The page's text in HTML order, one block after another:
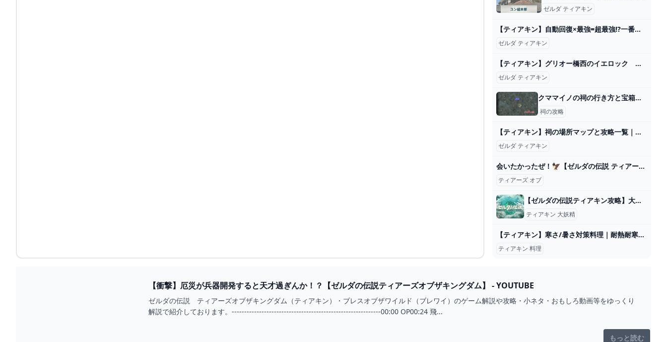
ゼルダ ティアキン
【ティアキン】自動回復×最強=超最強!?一番オススメは○○！近衛の大剣は...【ゼルダの伝説ティアーズオブザキングダム】【検証】 - YouTube
ゼルダ ティアキン
【ティアキン】グリオー橋西のイエロック ゼルダの伝説ティアーズ オブザキングダム #ゼルダの伝説 #ティアキン #zelda - YouTube
ゼルダ ティアキン
クママイノの祠の行き方と宝箱｜ラウルの祝福
祠の攻略
【ティアキン】祠の場所マップと攻略一覧｜全152箇所【ゼルダの伝説ティアーズオブザキングダム】 - ゲームウィズ
ゼルダ ティアキン
会いたかったぜ！🦅【ゼルダの伝説 ティアーズ オブ ザ キングダム】#3 - YouTube
ティアーズ オブ
【ゼルダの伝説ティアキン攻略】大妖精出てこない原因ってなに？ – ゲーム攻略のかけら
ティアキン 大妖精
【ティアキン】寒さ/暑さ対策料理｜耐熱耐寒【ティアーズオブザキングダム】 - Mygame8
ティアキン 料理
【衝撃】厄災が兵器開発すると天才過ぎんか！？【ゼルダの伝説ティアーズオブザキングダム】 - YOUTUBE
ゼルダの伝説 ティアーズオブザキングダム（ティアキン）・ブレスオブザワイルド（ブレワイ）のゲーム解説や攻略・小ネタ・おもしろ動画等をゆっくり
解説で紹介しております。------------------------------------------------------------00:00 OP00:24 飛...
もっと読む